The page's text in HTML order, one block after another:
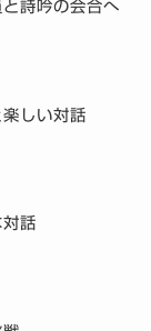
詩吟の会合へ
しい対話
話